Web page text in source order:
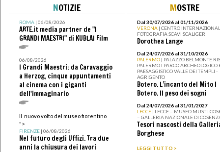
NOTIZIE
ROMA| 06/08/2026
ARTE.it media partner de "I
GRANDI MAESTRI" di KUBLAI Film
06/08/2026
I Grandi Maestri: da Caravaggio
a Herzog, cinque appuntamenti
al cinema con i giganti
dell'immaginario
Il nuovo volto del museo fiorentino
">
FIRENZE| 06/08/2026
Nel futuro degli Uffizi. Tra due
anni la chiusura dei lavori
MOSTRE
Dal 30/07/2026 al 01/11/2026
VERONA | CENTRO
FOTOGRAFIA SCAVI SCALIGERI
Dorothea Lange
Dal 24/07/2026 al 31/10/2026
PALERMO | PALAZZO BELMONTE
PALERMO I PARCO ARCHEOLOGICO
PAESAGGISTICO VALLE DEI TEMPLI -
AGRIGENTO
Botero. L’incanto del Mito I
Botero. Il peso dei sogni
Dal 24/07/2026 al 31/01/2027
LECCE | LECCE – MUSEO MUST I
– GALLERIA NAZIONALE DI
Tesori nascosti della
Borghese
LEGGI TUTTO >